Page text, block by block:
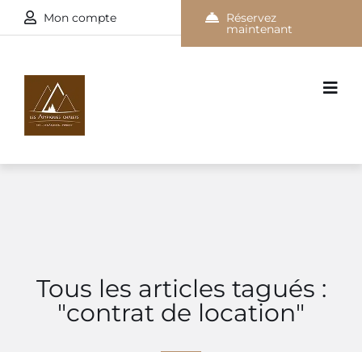
Mon compte Réservez
maintenant
Tous les articles tagués :
"contrat de location"